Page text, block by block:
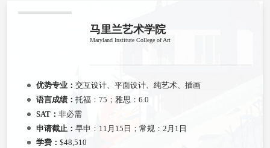
马里兰艺术学院
Maryland Institute College of Art
优势专业： 交互设计、平面设计、纯艺术、插画
语言成绩： 托福：75；雅思：6.0
SAT： 非必需
申请截止： 早申：11月15日；常规：2月1日
学费： $48,510